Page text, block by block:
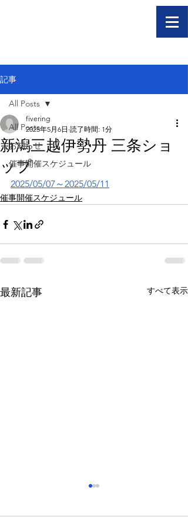
記事
All Posts
お知らせ
催事開催スケジュール
All Posts
新潟三越伊勢丹 三条ショ
ップ
fivering
2025年5月6日 読了時間: 1分
2025/05/07～2025/05/11
催事開催スケジュール
最新記事 すべて表示